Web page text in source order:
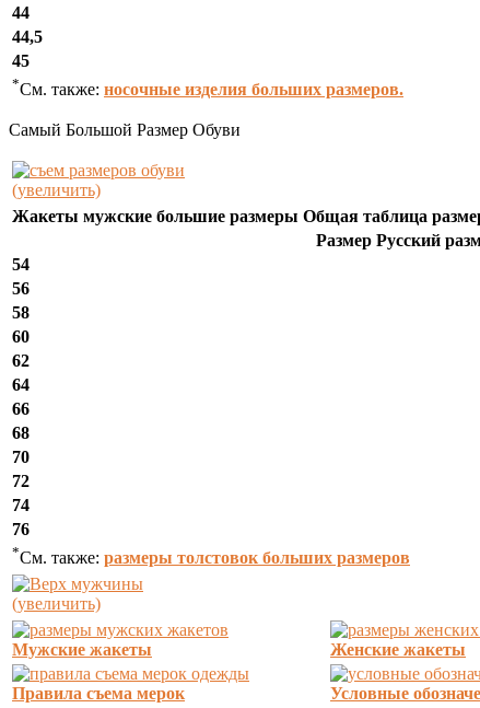
44
44,5
45
*См. также: носочные изделия больших размеров.
Самый Большой Размер Обуви
(увеличить)
Жакеты мужские большие размеры Общая таблица
Размер Русский
54
56
58
60
62
64
66
68
70
72
74
76
*См. также: размеры толстовок больших размеров
(увеличить)
Мужские жакеты Женские жакеты
Правила съема мерок Условные